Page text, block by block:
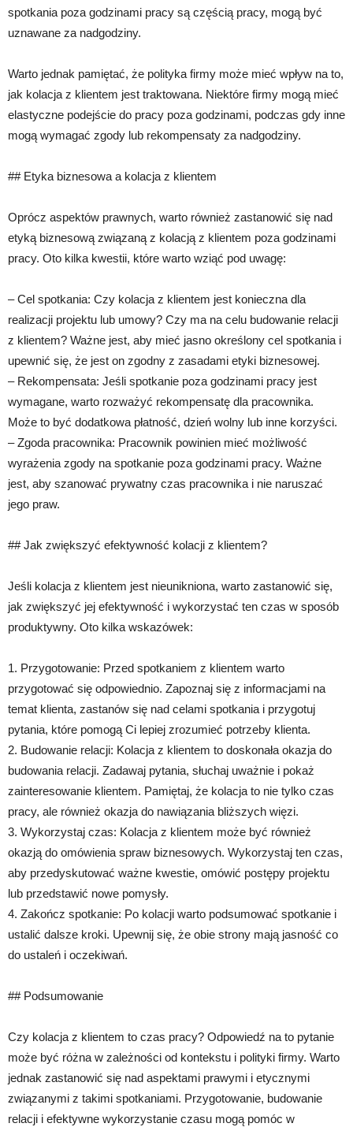
spotkania poza godzinami pracy są częścią pracy, mogą być
uznawane za nadgodziny.
Warto jednak pamiętać, że polityka firmy może mieć wpływ na to,
jak kolacja z klientem jest traktowana. Niektóre firmy mogą mieć
elastyczne podejście do pracy poza godzinami, podczas gdy inne
mogą wymagać zgody lub rekompensaty za nadgodziny.
## Etyka biznesowa a kolacja z klientem
Oprócz aspektów prawnych, warto również zastanowić się nad
etyką biznesową związaną z kolacją z klientem poza godzinami
pracy. Oto kilka kwestii, które warto wziąć pod uwagę:
– Cel spotkania: Czy kolacja z klientem jest konieczna dla
realizacji projektu lub umowy? Czy ma na celu budowanie relacji
z klientem? Ważne jest, aby mieć jasno określony cel spotkania i
upewnić się, że jest on zgodny z zasadami etyki biznesowej.
– Rekompensata: Jeśli spotkanie poza godzinami pracy jest
wymagane, warto rozważyć rekompensatę dla pracownika.
Może to być dodatkowa płatność, dzień wolny lub inne korzyści.
– Zgoda pracownika: Pracownik powinien mieć możliwość
wyrażenia zgody na spotkanie poza godzinami pracy. Ważne
jest, aby szanować prywatny czas pracownika i nie naruszać
jego praw.
## Jak zwiększyć efektywność kolacji z klientem?
Jeśli kolacja z klientem jest nieunikniona, warto zastanowić się,
jak zwiększyć jej efektywność i wykorzystać ten czas w sposób
produktywny. Oto kilka wskazówek:
1. Przygotowanie: Przed spotkaniem z klientem warto
przygotować się odpowiednio. Zapoznaj się z informacjami na
temat klienta, zastanów się nad celami spotkania i przygotuj
pytania, które pomogą Ci lepiej zrozumieć potrzeby klienta.
2. Budowanie relacji: Kolacja z klientem to doskonała okazja do
budowania relacji. Zadawaj pytania, słuchaj uważnie i pokaż
zainteresowanie klientem. Pamiętaj, że kolacja to nie tylko czas
pracy, ale również okazja do nawiązania bliższych więzi.
3. Wykorzystaj czas: Kolacja z klientem może być również
okazją do omówienia spraw biznesowych. Wykorzystaj ten czas,
aby przedyskutować ważne kwestie, omówić postępy projektu
lub przedstawić nowe pomysły.
4. Zakończ spotkanie: Po kolacji warto podsumować spotkanie i
ustalić dalsze kroki. Upewnij się, że obie strony mają jasność co
do ustaleń i oczekiwań.
## Podsumowanie
Czy kolacja z klientem to czas pracy? Odpowiedź na to pytanie
może być różna w zależności od kontekstu i polityki firmy. Warto
jednak zastanowić się nad aspektami prawymi i etycznymi
związanymi z takimi spotkaniami. Przygotowanie, budowanie
relacji i efektywne wykorzystanie czasu mogą pomóc w